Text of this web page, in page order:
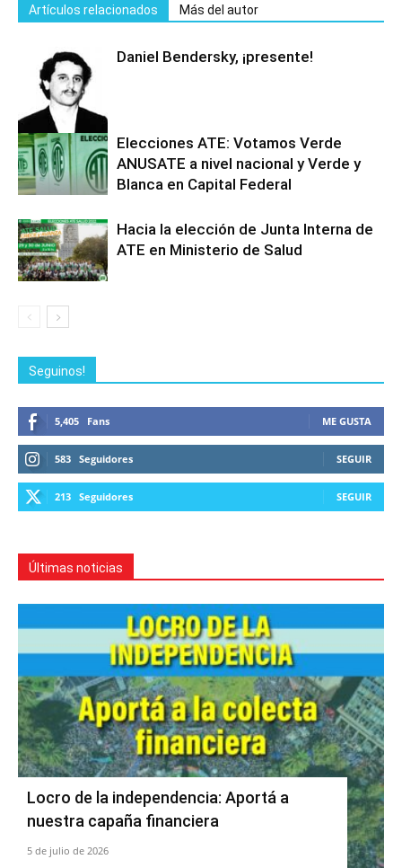
Artículos relacionados Más del autor
Daniel Bendersky, ¡presente!
Elecciones ATE: Votamos Verde
ANUSATE a nivel nacional y Verde y
Blanca en Capital Federal
Hacia la elección de Junta Interna de
ATE en Ministerio de Salud
Seguinos!
5,405 Fans ME GUSTA
583 Seguidores SEGUIR
213 Seguidores SEGUIR
Últimas noticias
Locro de la independencia: Aportá a
nuestra capaña financiera
5 de julio de 2026